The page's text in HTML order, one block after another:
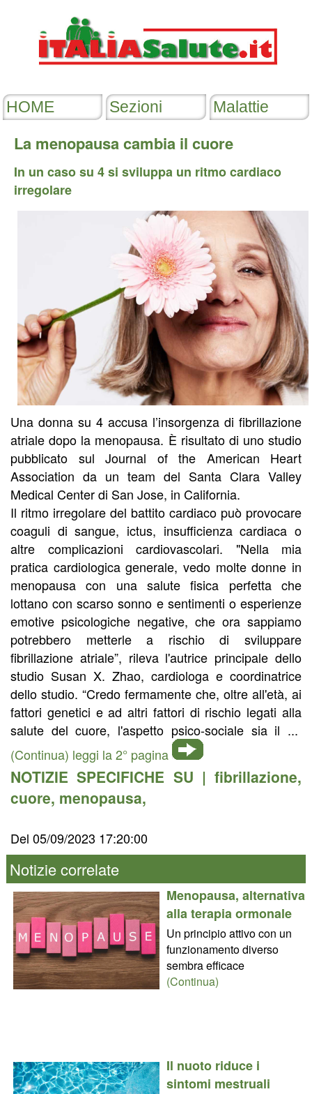
La menopausa cambia il cuore
In un caso su 4 si sviluppa un ritmo cardiaco
irregolare
Una donna su 4 accusa l’insorgenza di fibrillazione
atriale dopo la menopausa. È risultato di uno studio
pubblicato sul Journal of the American Heart
Association da un team del Santa Clara Valley
Medical Center di San Jose, in California.
Il ritmo irregolare del battito cardiaco può provocare
coaguli di sangue, ictus, insufficienza cardiaca o
altre complicazioni cardiovascolari. "Nella mia
pratica cardiologica generale, vedo molte donne in
menopausa con una salute fisica perfetta che
lottano con scarso sonno e sentimenti o esperienze
emotive psicologiche negative, che ora sappiamo
potrebbero metterle a rischio di sviluppare
fibrillazione atriale”, rileva l'autrice principale dello
studio Susan X. Zhao, cardiologa e coordinatrice
dello studio. “Credo fermamente che, oltre all'età, ai
fattori genetici e ad altri fattori di rischio legati alla
salute del cuore, l'aspetto psico-sociale sia il ...
(Continua) leggi la 2° pagina
NOTIZIE SPECIFICHE SU | fibrillazione,
cuore, menopausa,
Del 05/09/2023 17:20:00
Notizie correlate
Menopausa, alternativa
alla terapia ormonale
Un principio attivo con un
funzionamento diverso
sembra efficace
(Continua)
Il nuoto riduce i
sintomi mestruali